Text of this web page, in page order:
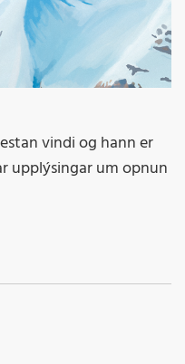
vindi og hann er
upplýsingar um opnun